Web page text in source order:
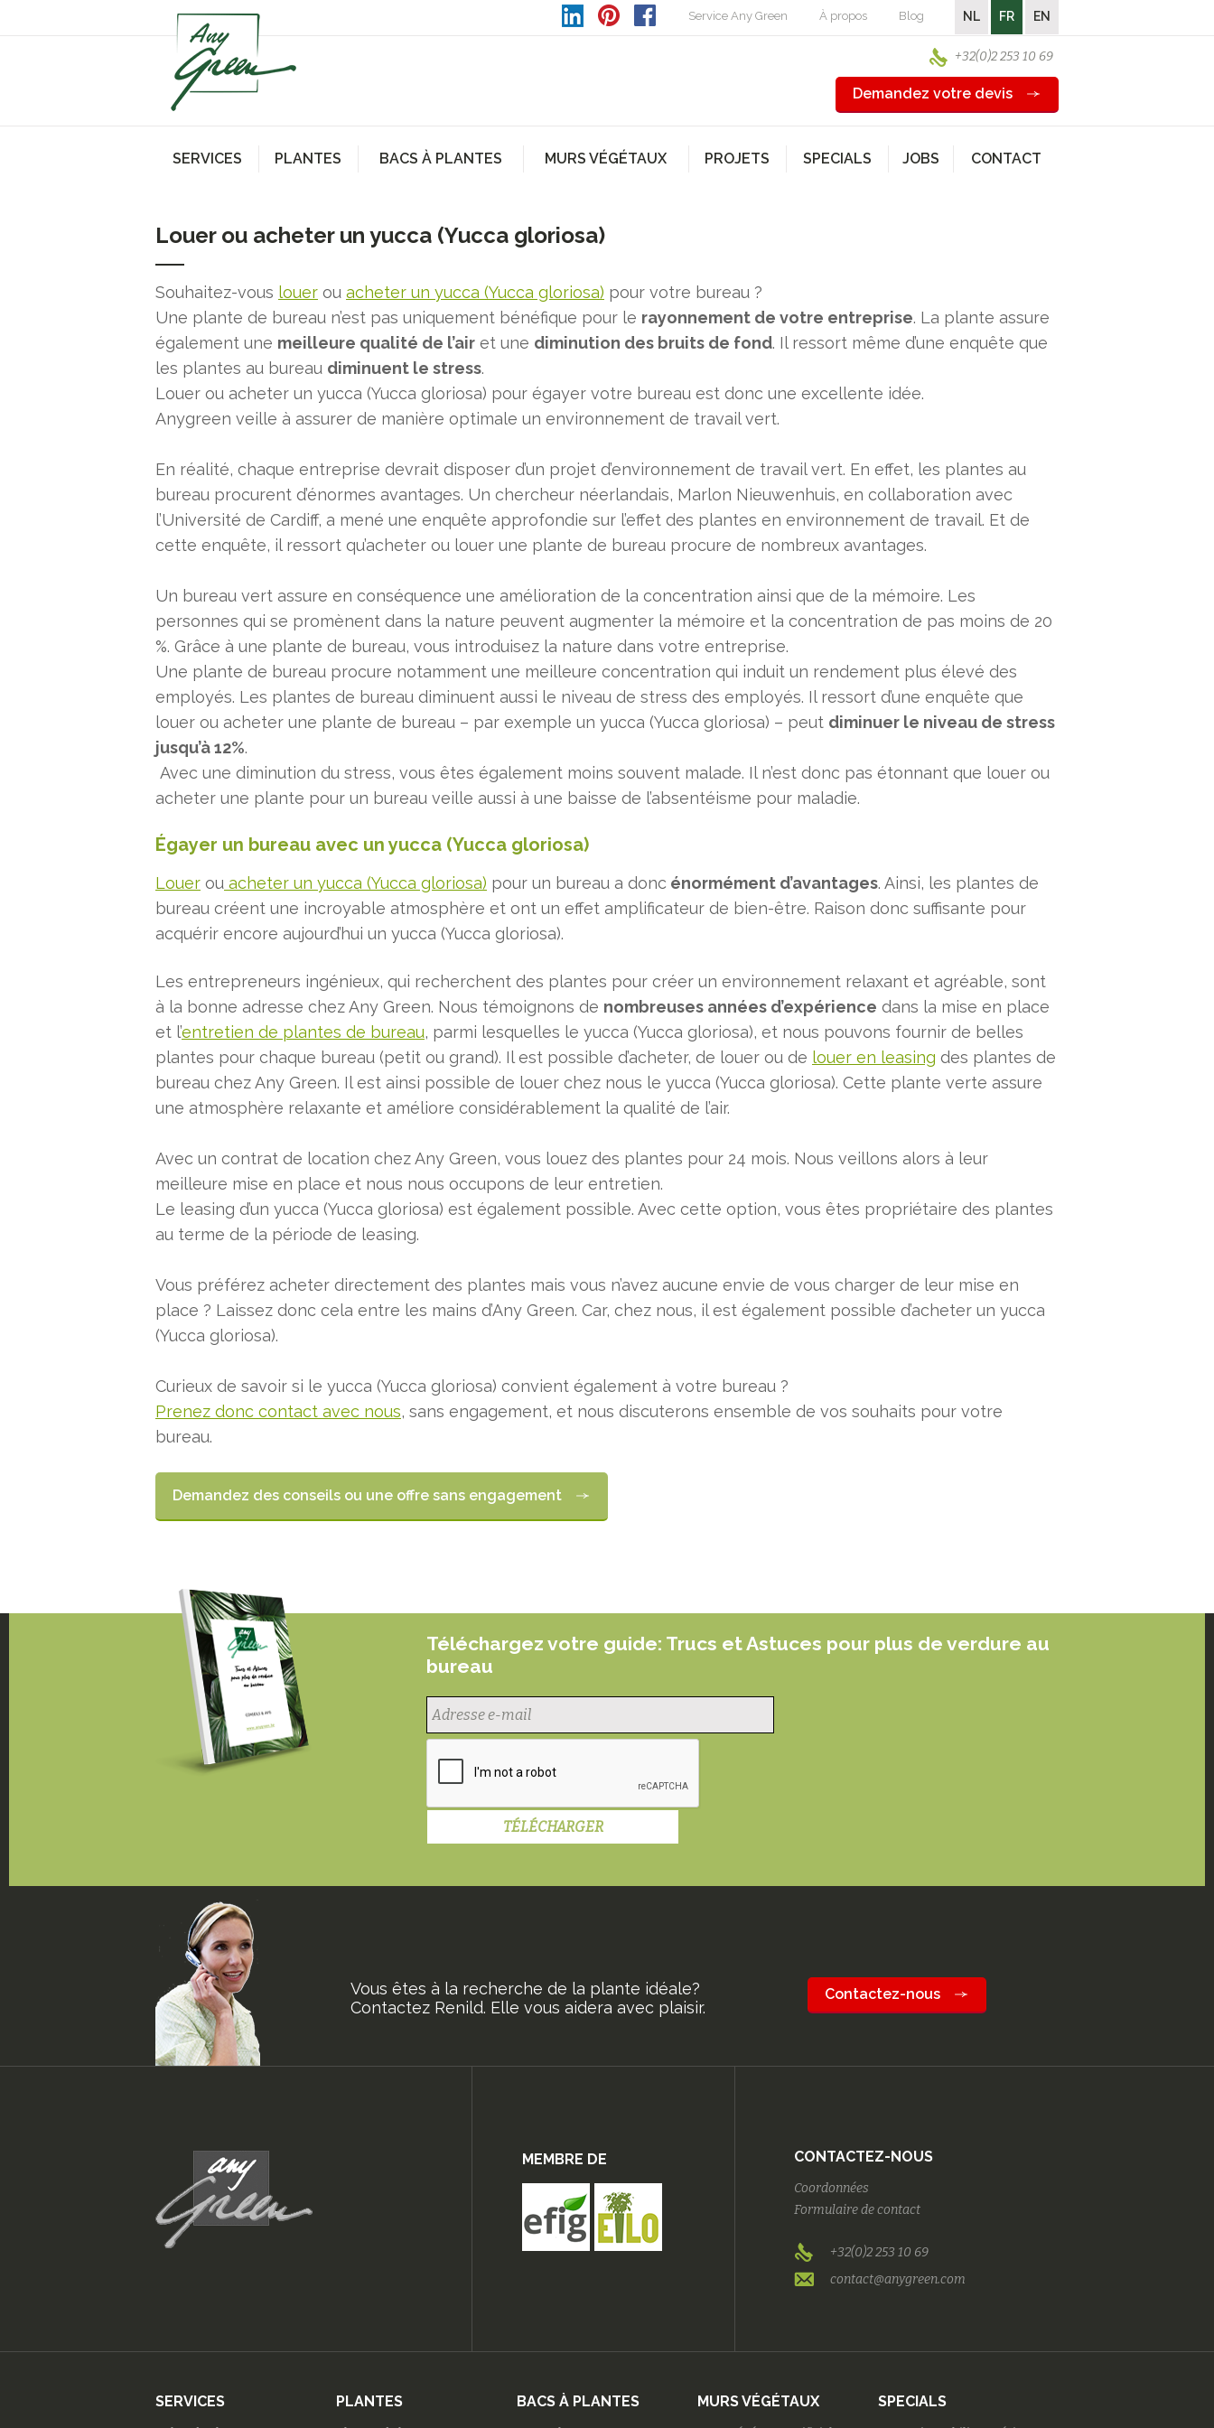
Service Any Green À propos Blog NL FR EN
+32(0)2 253 10 69
Demandez votre devis
SERVICES PLANTES BACS À PLANTES MURS VÉGÉTAUX PROJETS SPECIALS JOBS CONTACT
Louer ou acheter un yucca (Yucca gloriosa)
Souhaitez-vous louer ou acheter un yucca (Yucca gloriosa) pour votre bureau ?
Une plante de bureau n’est pas uniquement bénéfique pour le rayonnement de votre entreprise. La plante assure
également une meilleure qualité de l’air et une diminution des bruits de fond. Il ressort même d’une enquête que
les plantes au bureau diminuent le stress.
Louer ou acheter un yucca (Yucca gloriosa) pour égayer votre bureau est donc une excellente idée.
Anygreen veille à assurer de manière optimale un environnement de travail vert.
En réalité, chaque entreprise devrait disposer d’un projet d’environnement de travail vert. En effet, les plantes au
bureau procurent d’énormes avantages. Un chercheur néerlandais, Marlon Nieuwenhuis, en collaboration avec
l’Université de Cardiff, a mené une enquête approfondie sur l’effet des plantes en environnement de travail. Et de
cette enquête, il ressort qu’acheter ou louer une plante de bureau procure de nombreux avantages.
Un bureau vert assure en conséquence une amélioration de la concentration ainsi que de la mémoire. Les
personnes qui se promènent dans la nature peuvent augmenter la mémoire et la concentration de pas moins de 20
%. Grâce à une plante de bureau, vous introduisez la nature dans votre entreprise.
Une plante de bureau procure notamment une meilleure concentration qui induit un rendement plus élevé des
employés. Les plantes de bureau diminuent aussi le niveau de stress des employés. Il ressort d’une enquête que
louer ou acheter une plante de bureau – par exemple un yucca (Yucca gloriosa) – peut diminuer le niveau de stress
jusqu’à 12%.
Avec une diminution du stress, vous êtes également moins souvent malade. Il n’est donc pas étonnant que louer ou
acheter une plante pour un bureau veille aussi à une baisse de l’absentéisme pour maladie.
Égayer un bureau avec un yucca (Yucca gloriosa)
Louer ou acheter un yucca (Yucca gloriosa) pour un bureau a donc énormément d’avantages. Ainsi, les plantes de
bureau créent une incroyable atmosphère et ont un effet amplificateur de bien-être. Raison donc suffisante pour
acquérir encore aujourd’hui un yucca (Yucca gloriosa).
Les entrepreneurs ingénieux, qui recherchent des plantes pour créer un environnement relaxant et agréable, sont
à la bonne adresse chez Any Green. Nous témoignons de nombreuses années d’expérience dans la mise en place
et l’entretien de plantes de bureau, parmi lesquelles le yucca (Yucca gloriosa), et nous pouvons fournir de belles
plantes pour chaque bureau (petit ou grand). Il est possible d’acheter, de louer ou de louer en leasing des plantes de
bureau chez Any Green. Il est ainsi possible de louer chez nous le yucca (Yucca gloriosa). Cette plante verte assure
une atmosphère relaxante et améliore considérablement la qualité de l’air.
Avec un contrat de location chez Any Green, vous louez des plantes pour 24 mois. Nous veillons alors à leur
meilleure mise en place et nous nous occupons de leur entretien.
Le leasing d’un yucca (Yucca gloriosa) est également possible. Avec cette option, vous êtes propriétaire des plantes
au terme de la période de leasing.
Vous préférez acheter directement des plantes mais vous n’avez aucune envie de vous charger de leur mise en
place ? Laissez donc cela entre les mains d’Any Green. Car, chez nous, il est également possible d’acheter un yucca
(Yucca gloriosa).
Curieux de savoir si le yucca (Yucca gloriosa) convient également à votre bureau ?
Prenez donc contact avec nous, sans engagement, et nous discuterons ensemble de vos souhaits pour votre
bureau.
Demandez des conseils ou une offre sans engagement
Téléchargez votre guide: Trucs et Astuces pour plus de verdure au
bureau
Vous êtes à la recherche de la plante idéale?
Contactez Renild. Elle vous aidera avec plaisir.
Contactez-nous
MEMBRE DE CONTACTEZ-NOUS
Coordonnées
Formulaire de contact
+32(0)2 253 10 69
contact@anygreen.com
SERVICES PLANTES BACS À PLANTES MURS VÉGÉTAUX SPECIALS